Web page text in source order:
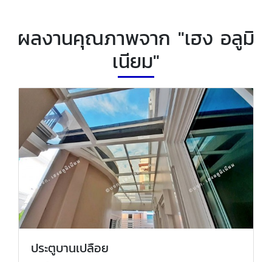
ผลงานคุณภาพจาก "เฮง อลูมิ
เนียม"
ประตูบานเปลือย